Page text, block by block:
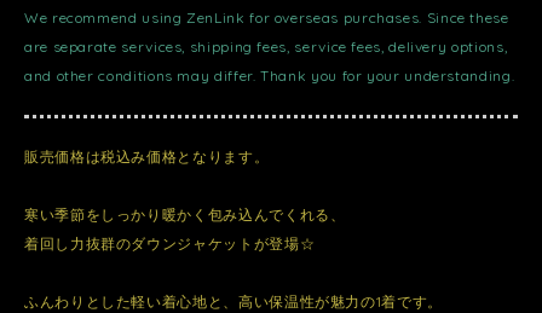
We recommend using ZenLink for overseas purchases. Since these
are separate services, shipping fees, service fees, delivery options,
and other conditions may differ. Thank you for your understanding.
販売価格は税込み価格となります。
寒い季節をしっかり暖かく包み込んでくれる、
着回し力抜群のダウンジャケットが登場☆
ふんわりとした軽い着心地と、高い保温性が魅力の1着です。